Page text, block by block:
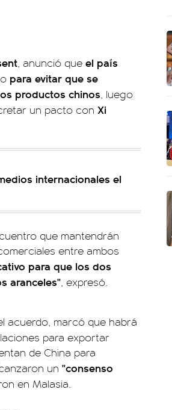
, anunció que el país
para evitar que se
productos chinos, luego
un pacto con Xi
internacionales el
que mantendrán
entre ambos
para que los dos
aranceles", expresó.
acuerdo, marcó que habrá
para exportar
de China para
un "consenso
en Malasia.